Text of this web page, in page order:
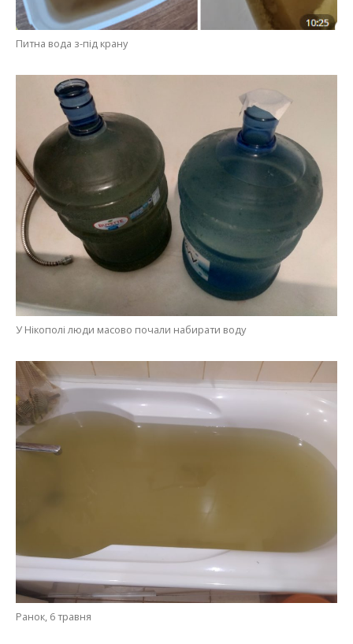
У Нікополі люди масово почали набирати воду
Ранок, 6 травня
Раніше ми повідомили про те, що підрив
Каховської ГЕС може мати негативні наслідки для
МІТКИ: ЖИЗНЬ, НОВОСТИ НИКОПОЛЯ,ОТКЛЮЧЕНИЕ ВОДЫ